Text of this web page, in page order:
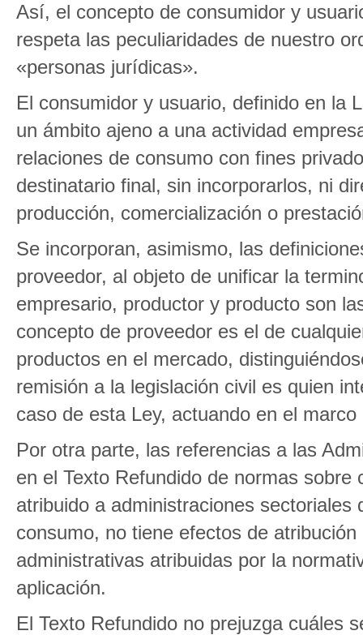
Así, el concepto de consumidor y
respeta las peculiaridades de nuestro
«personas jurídicas».
El consumidor y usuario, definido en la
un ámbito ajeno a una actividad
relaciones de consumo con fines
destinatario final, sin incorporarlos, ni
producción, comercialización o
Se incorporan, asimismo, las
proveedor, al objeto de unificar la
empresario, productor y producto son
concepto de proveedor es el de
productos en el mercado,
remisión a la legislación civil es quien
caso de esta Ley, actuando en el
Por otra parte, las referencias a las
en el Texto Refundido de normas
atribuido a administraciones
consumo, no tiene efectos de
administrativas atribuidas por la
aplicación.
El Texto Refundido no prejuzga cuáles